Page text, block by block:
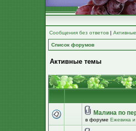
Сообщения без ответов |
Список форумов
Активные темы
Малина по
в форуме Ежевика